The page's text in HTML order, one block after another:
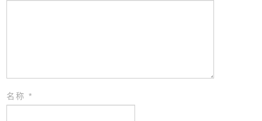
名称*